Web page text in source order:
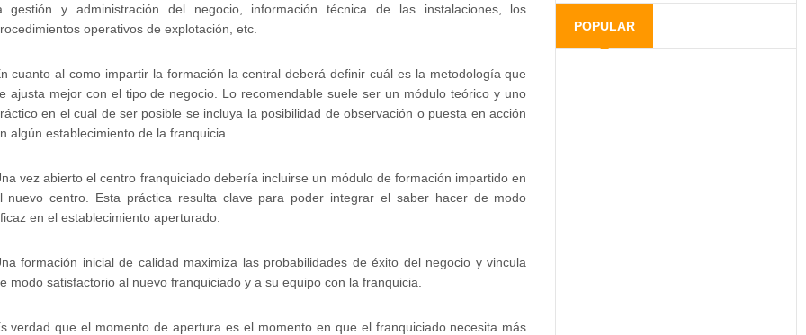
gestión y administración del negocio, información técnica de las instalaciones, los
operativos de explotación, etc.
cuanto al como impartir la formación la central deberá definir cuál es la metodología que
ajusta mejor con el tipo de negocio. Lo recomendable suele ser un módulo teórico y uno
en el cual de ser posible se incluya la posibilidad de observación o puesta en acción
algún establecimiento de la franquicia.
vez abierto el centro franquiciado debería incluirse un módulo de formación impartido en
nuevo centro. Esta práctica resulta clave para poder integrar el saber hacer de modo
en el establecimiento aperturado.
formación inicial de calidad maximiza las probabilidades de éxito del negocio y vincula
modo satisfactorio al nuevo franquiciado y a su equipo con la franquicia.
verdad que el momento de apertura es el momento en que el franquiciado necesita más
POPULAR